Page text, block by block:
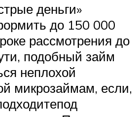
деньги»
до 150 000
рассмотрения до
подобный займ
неплохой
микрозаймам, если,